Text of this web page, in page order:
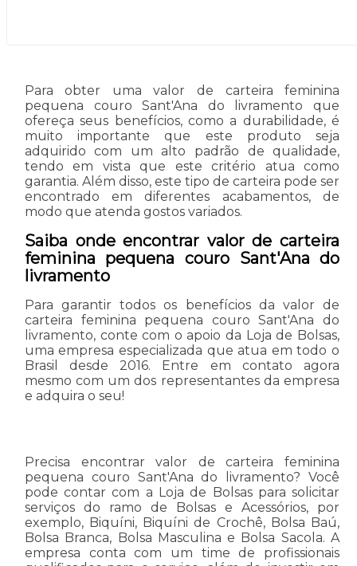
Para obter uma valor de carteira feminina
pequena couro Sant'Ana do livramento que
ofereça seus benefícios, como a durabilidade, é
muito importante que este produto seja
adquirido com um alto padrão de qualidade,
tendo em vista que este critério atua como
garantia. Além disso, este tipo de carteira pode ser
encontrado em diferentes acabamentos, de
modo que atenda gostos variados.
Saiba onde encontrar valor de carteira
feminina pequena couro Sant'Ana do
livramento
Para garantir todos os benefícios da valor de
carteira feminina pequena couro Sant'Ana do
livramento, conte com o apoio da Loja de Bolsas,
uma empresa especializada que atua em todo o
Brasil desde 2016. Entre em contato agora
mesmo com um dos representantes da empresa
e adquira o seu!
Precisa encontrar valor de carteira feminina
pequena couro Sant'Ana do livramento? Você
pode contar com a Loja de Bolsas para solicitar
serviços do ramo de Bolsas e Acessórios, por
exemplo, Biquíni, Biquíni de Crochê, Bolsa Baú,
Bolsa Branca, Bolsa Masculina e Bolsa Sacola. A
empresa conta com um time de profissionais